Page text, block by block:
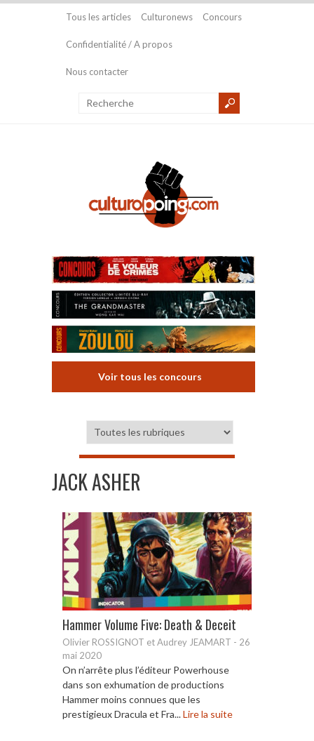
Tous les articles Culturonews Concours
Confidentialité / A propos
Nous contacter
Voir tous les concours
JACK ASHER
Hammer Volume Five: Death & Deceit
Olivier ROSSIGNOT et Audrey JEAMART - 26
mai 2020
On n’arrête plus l’éditeur Powerhouse
dans son exhumation de productions
Hammer moins connues que les
prestigieux Dracula et Fra...Lire la suite